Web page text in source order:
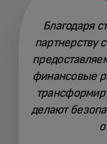
Благодаря
финансовые
делают